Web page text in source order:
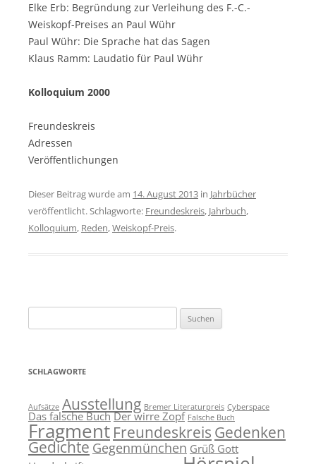
Elke Erb: Begründung zur Verleihung des F.-C.-
Weiskopf-Preises an Paul Wühr
Paul Wühr: Die Sprache hat das Sagen
Klaus Ramm: Laudatio für Paul Wühr
Kolloquium 2000
Freundeskreis
Adressen
Veröffentlichungen
Dieser Beitrag wurde am 14. August 2013in Jahrbücher
veröffentlicht. Schlagworte: Freundeskreis, Jahrbuch,
Kolloquium, Reden,Weiskopf-Preis.
nach:
SCHLAGWORTE
Aufsätze Ausstellung Bremer Literaturpreis Cyberspace
Das falsche Buch Der wirre Zopf Falsche Buch
Fragment Freundeskreis Gedenken
Gedichte Gegenmünchen Grüß Gott